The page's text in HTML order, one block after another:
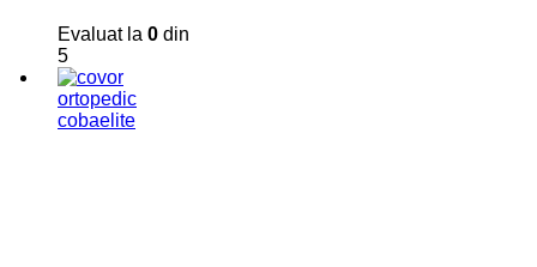
Evaluat la 0 din
5